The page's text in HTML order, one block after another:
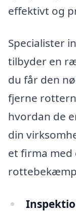
effektivt og
Specialister
tilbyder en
du får den
fjerne
hvordan de
din
et firma med